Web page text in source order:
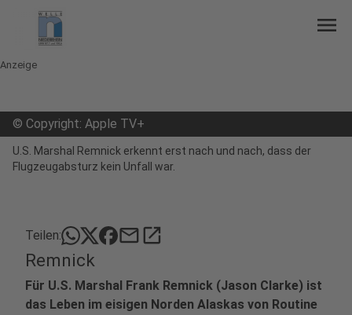
menu
Anzeige
© Copyright: Apple TV+
U.S. Marshal Remnick erkennt erst nach und nach, dass der
Flugzeugabsturz kein Unfall war.
Teilen: mailopen_in_new
Remnick
Für U.S. Marshal Frank Remnick (Jason Clarke) ist
das Leben im eisigen Norden Alaskas von Routine